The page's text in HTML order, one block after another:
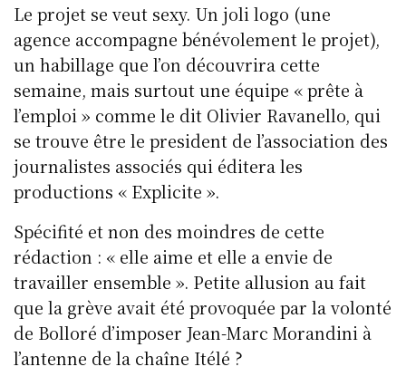
Le projet se veut sexy. Un joli logo (une
agence accompagne bénévolement le projet),
un habillage que l’on découvrira cette
semaine, mais surtout une équipe « prête à
l’emploi » comme le dit Olivier Ravanello, qui
se trouve être le president de l’association des
journalistes associés qui éditera les
productions « Explicite ».
Spécifité et non des moindres de cette
rédaction : « elle aime et elle a envie de
travailler ensemble ». Petite allusion au fait
que la grève avait été provoquée par la volonté
de Bolloré d’imposer Jean-Marc Morandini à
l’antenne de la chaîne Itélé ?